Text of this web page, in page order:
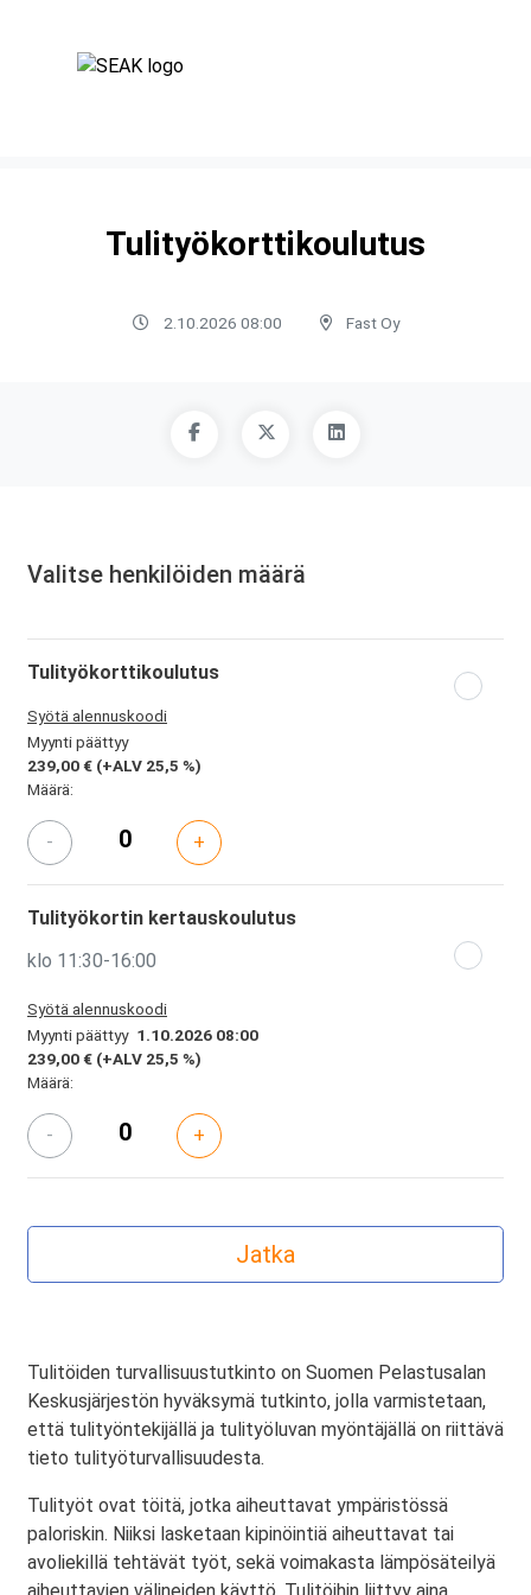
Tulityökorttikoulutus
2.10.2026 08:00 Fast Oy
Valitse henkilöiden määrä
Tulityökorttikoulutus
Syötä alennuskoodi
Myynti päättyy
239,00 € (+ALV 25,5 %)
Määrä:
- +
Tulityökortin kertauskoulutus
klo 11:30-16:00
Syötä alennuskoodi
Myynti päättyy 1.10.2026 08:00
239,00 € (+ALV 25,5 %)
Määrä:
- +
Tulitöiden turvallisuustutkinto on Suomen Pelastusalan
Keskusjärjestön hyväksymä tutkinto, jolla varmistetaan,
että tulityöntekijällä ja tulityöluvan myöntäjällä on riittävä
tieto tulityöturvallisuudesta.
Tulityöt ovat töitä, jotka aiheuttavat ympäristössä
paloriskin. Niiksi lasketaan kipinöintiä aiheuttavat tai
avoliekillä tehtävät työt, sekä voimakasta lämpösäteilyä